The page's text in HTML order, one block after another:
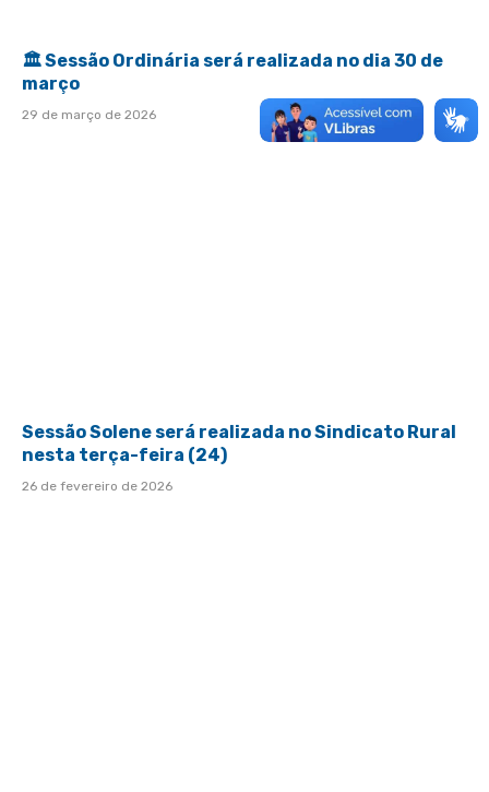
🏛 Sessão Ordinária será realizada no dia 30 de
março
29 de março de 2026
Sessão Solene será realizada no Sindicato Rural
nesta terça-feira (24)
26 de fevereiro de 2026